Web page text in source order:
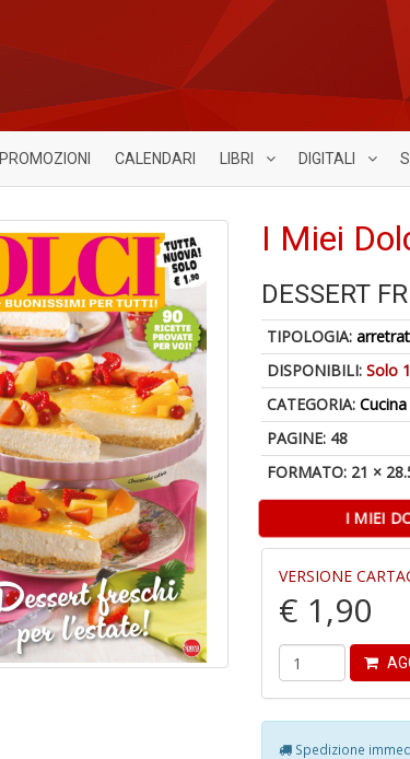
PROMOZIONI CALENDARI LIBRI DIGITALI
I Miei
DESSERT
TIPOLOGIA:
DISPONIBILI:Solo
CATEGORIA:Cucina
PAGINE: 48
FORMATO: 21 ×
I MIEI
VERSIONE
€ 1,90
Spedizione